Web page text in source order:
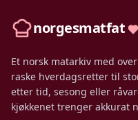
norgesmatfat
Et norsk matarkiv med
raske hverdagsretter til
etter tid, sesong eller
kjøkkenet trenger akkurat